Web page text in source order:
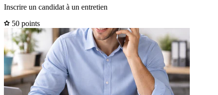
Inscrire un candidat à un entretien
50 points